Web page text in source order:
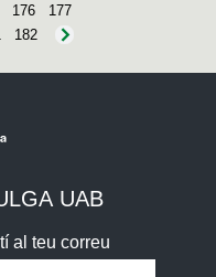
176
177
182
UAB
al teu correu